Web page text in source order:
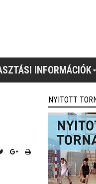
INFORMÁCIÓK
NYITOTT